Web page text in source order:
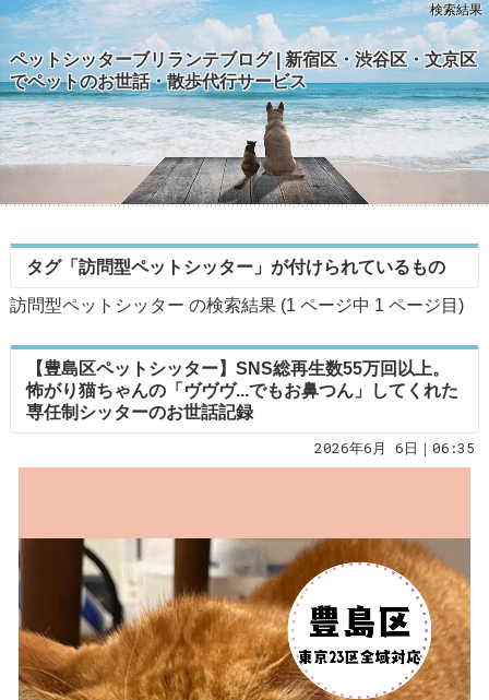
検索結果
ペットシッターブリランテブログ | 新宿区・渋谷区・文京区
でペットのお世話・散歩代行サービス
タグ「訪問型ペットシッター」が付けられているもの
訪問型ペットシッター の検索結果 (1 ページ中 1 ページ目)
【豊島区ペットシッター】SNS総再生数55万回以上。
怖がり猫ちゃんの「ヴヴヴ...でもお鼻つん」してくれた
専任制シッターのお世話記録
2026年6月 6日｜06:35